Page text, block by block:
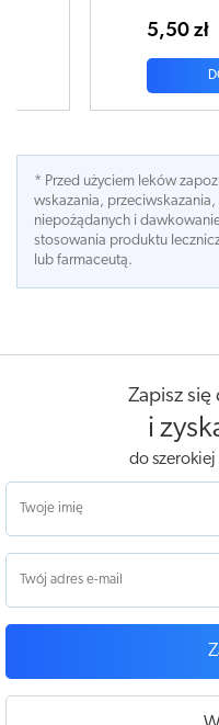
* Przed użyciem leków
wskazania,
niepożądanych i
stosowania produktu
lub farmaceutą.
Zapisz
i
do